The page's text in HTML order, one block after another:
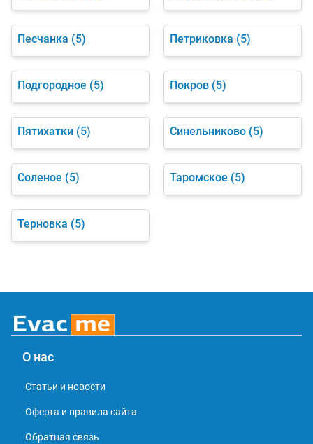
Песчанка (5) Петриковка (5)
Подгородное (5) Покров (5)
Пятихатки (5) Синельниково (5)
Соленое (5) Таромское (5)
Терновка (5)
О нас
Статьи и новости
Оферта и правила сайта
Обратная связь